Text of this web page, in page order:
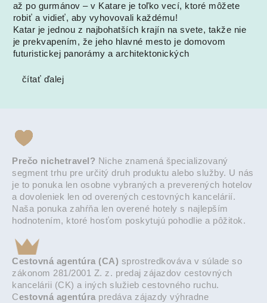
až po gurmánov – v Katare je toľko vecí, ktoré môžete
robiť a vidieť, aby vyhovovali každému!
Katar je jednou z najbohatších krajín na svete, takže nie
je prekvapením, že jeho hlavné mesto je domovom
futuristickej panorámy a architektonických
čítať ďalej
Prečo nichetravel? Niche znamená špecializovaný
segment trhu pre určitý druh produktu alebo služby. U nás
je to ponuka len osobne vybraných a preverených hotelov
a dovoleniek len od overených cestovných kancelárií.
Naša ponuka zahŕňa len overené hotely s najlepším
hodnotením, ktoré hosťom poskytujú pohodlie a pôžitok.
Cestovná agentúra (CA) sprostredkováva v súlade so
zákonom 281/2001 Z. z. predaj zájazdov cestovných
kancelárii (CK) a iných služieb cestovného ruchu.
Cestovná agentúra predáva zájazdy výhradne